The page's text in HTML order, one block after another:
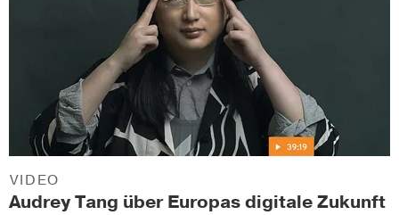
Audrey Tang über Europas digitale Zukunft
VIDEO